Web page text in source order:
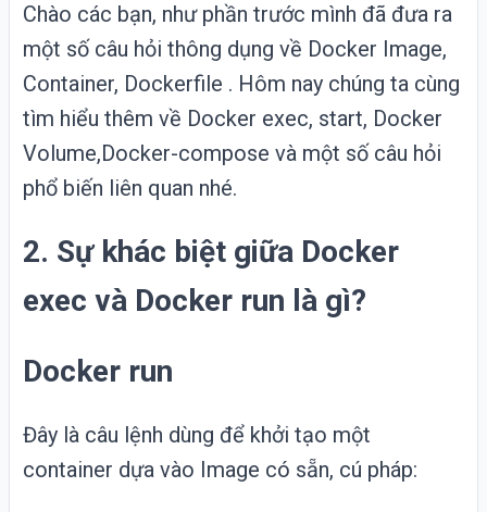
Chào các bạn, như phần trước mình đã đưa ra
một số câu hỏi thông dụng về Docker Image,
Container, Dockerfile . Hôm nay chúng ta cùng
tìm hiểu thêm về Docker exec, start, Docker
Volume,Docker-compose và một số câu hỏi
phổ biến liên quan nhé.
2. Sự khác biệt giữa Docker
exec và Docker run là gì?
Docker run
Đây là câu lệnh dùng để khởi tạo một
container dựa vào Image có sẵn, cú pháp: